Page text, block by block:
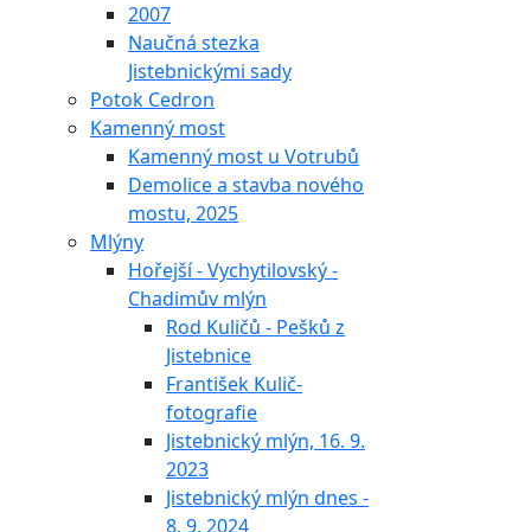
2007
Naučná stezka
Jistebnickými sady
Potok Cedron
Kamenný most
Kamenný most u Votrubů
Demolice a stavba nového
mostu, 2025
Mlýny
Hořejší - Vychytilovský -
Chadimův mlýn
Rod Kuličů - Pešků z
Jistebnice
František Kulič-
fotografie
Jistebnický mlýn, 16. 9.
2023
Jistebnický mlýn dnes -
8. 9. 2024